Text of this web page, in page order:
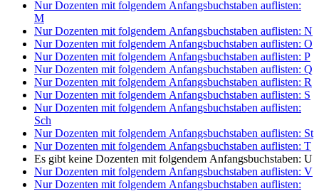
Nur Dozenten mit folgendem Anfangsbuchstaben auflisten:
M
Nur Dozenten mit folgendem Anfangsbuchstaben auflisten: N
Nur Dozenten mit folgendem Anfangsbuchstaben auflisten: O
Nur Dozenten mit folgendem Anfangsbuchstaben auflisten: P
Nur Dozenten mit folgendem Anfangsbuchstaben auflisten: Q
Nur Dozenten mit folgendem Anfangsbuchstaben auflisten: R
Nur Dozenten mit folgendem Anfangsbuchstaben auflisten: S
Nur Dozenten mit folgendem Anfangsbuchstaben auflisten:
Sch
Nur Dozenten mit folgendem Anfangsbuchstaben auflisten: St
Nur Dozenten mit folgendem Anfangsbuchstaben auflisten: T
Es gibt keine Dozenten mit folgendem Anfangsbuchstaben: U
Nur Dozenten mit folgendem Anfangsbuchstaben auflisten: V
Nur Dozenten mit folgendem Anfangsbuchstaben auflisten: